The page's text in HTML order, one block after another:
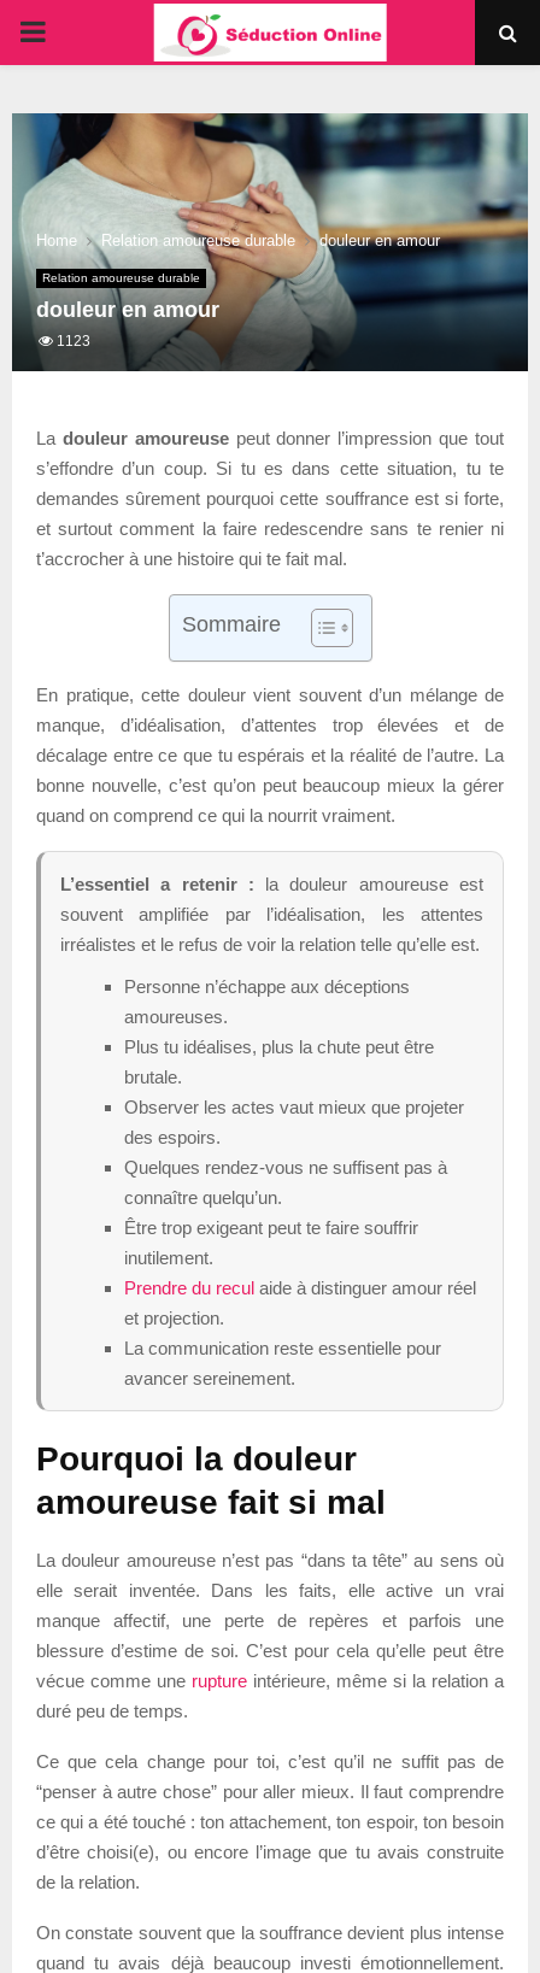
PRIMARY
Home Relation amoureuse durable douleur en amour
Relation amoureuse durable
douleur en amour
1123
La douleur amoureusepeut donner l’impression que tout
s’effondre d’un coup. Si tu es dans cette situation, tu te
demandes sûrement pourquoi cette souffrance est si forte,
et surtout comment la faire redescendre sans te renier ni
t’accrocher à une histoire qui te fait mal.
Sommaire
En pratique, cette douleur vient souvent d’un mélange de
manque, d’idéalisation, d’attentes trop élevées et de
décalage entre ce que tu espérais et la réalité de l’autre. La
bonne nouvelle, c’est qu’on peut beaucoup mieux la gérer
quand on comprend ce qui la nourrit vraiment.
L’essentiel a retenir : la douleur amoureuse est
souvent amplifiée par l’idéalisation, les attentes
irréalistes et le refus de voir la relation telle qu’elle est.
Personne n’échappe aux déceptions
amoureuses.
Plus tu idéalises, plus la chute peut être
brutale.
Observer les actes vaut mieux que projeter
des espoirs.
Quelques rendez-vous ne suffisent pas à
connaître quelqu’un.
Être trop exigeant peut te faire souffrir
inutilement.
Prendre du recul aide à distinguer amour réel
et projection.
La communication reste essentielle pour
avancer sereinement.
Pourquoi la douleur
amoureuse fait si mal
La douleur amoureuse n’est pas “dans ta tête” au sens où
elle serait inventée. Dans les faits, elle active un vrai
manque affectif, une perte de repères et parfois une
blessure d’estime de soi. C’est pour cela qu’elle peut être
vécue comme une rupture intérieure, même si la relation a
duré peu de temps.
Ce que cela change pour toi, c’est qu’il ne suffit pas de
“penser à autre chose” pour aller mieux. Il faut comprendre
ce qui a été touché : ton attachement, ton espoir, ton besoin
d’être choisi(e), ou encore l’image que tu avais construite
de la relation.
On constate souvent que la souffrance devient plus intense
quand tu avais déjà beaucoup investi émotionnellement.